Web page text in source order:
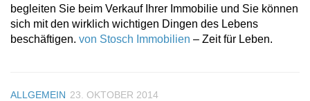
begleiten Sie beim Verkauf Ihrer Immobilie und Sie können
sich mit den wirklich wichtigen Dingen des Lebens
beschäftigen. von Stosch Immobilien – Zeit für Leben.
ALLGEMEIN 23. OKTOBER 2014